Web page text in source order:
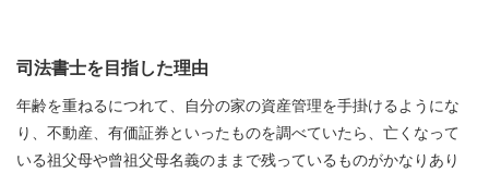
司法書士を目指した理由
年齢を重ねるにつれて、自分の家の資産管理を手掛けるようにな
り、不動産、有価証券といったものを調べていたら、亡くなって
いる祖父母や曾祖父母名義のままで残っているものがかなりあり